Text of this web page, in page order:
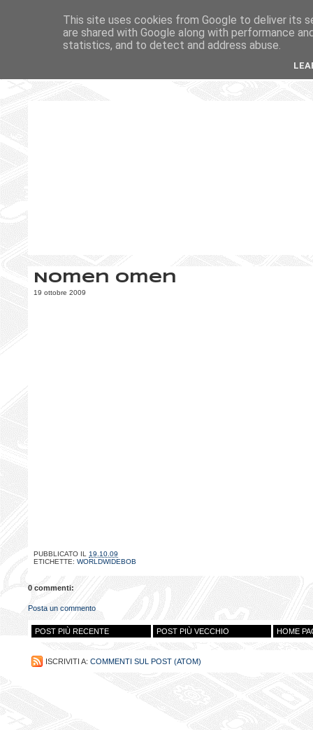
Nomen omen
19 ottobre 2009
PUBBLICATO IL 19.10.09
ETICHETTE: WORLDWIDEBOB
0 commenti:
Posta un commento
POST PIÙ RECENTE POST PIÙ VECCHIO HOME
ISCRIVITI A: COMMENTI SUL POST (ATOM)
This site uses cookies from Google to deliver its
are shared with Google along with performance
statistics, and to detect and address abuse.